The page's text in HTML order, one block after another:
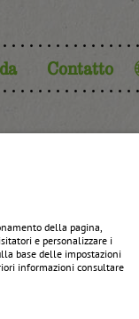
della pagina,
e personalizzare i
base delle impostazioni
informazioni consultare
Contatto